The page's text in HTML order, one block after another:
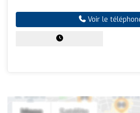
Voir le